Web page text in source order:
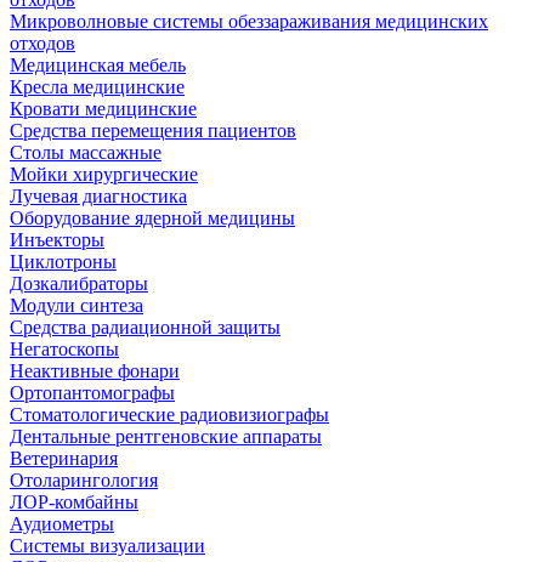
Микроволновые системы обеззараживания медицинских
отходов
Медицинская мебель
Кресла медицинские
Кровати медицинские
Средства перемещения пациентов
Столы массажные
Мойки хирургические
Лучевая диагностика
Оборудование ядерной медицины
Инъекторы
Циклотроны
Дозкалибраторы
Модули синтеза
Средства радиационной защиты
Негатоскопы
Неактивные фонари
Ортопантомографы
Стоматологические радиовизиографы
Дентальные рентгеновские аппараты
Ветеринария
Отоларингология
ЛОР-комбайны
Аудиометры
Системы визуализации